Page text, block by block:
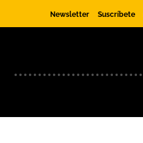
Newsletter Suscríbete